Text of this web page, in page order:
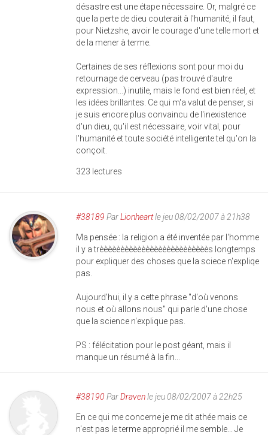
désastre est une étape nécessaire. Or, malgré ce
que la perte de dieu couterait à l'humanité, il faut,
pour Nietzshe, avoir le courage d'une telle mort et
de la mener à terme.
Certaines de ses réflexions sont pour moi du
retournage de cerveau (pas trouvé d'autre
expression...) inutile, mais le fond est bien réel, et
les idées brillantes. Ce qui m'a valut de penser, si
je suis encore plus convaincu de l'inexistence
d'un dieu, qu'il est nécessaire, voir vital, pour
l'humanité et toute société intelligente tel qu'on la
conçoit.
323 lectures
#38189 ParLionheartle jeu 08/02/2007 à 21h38
Ma pensée : la religion a été inventée par l'homme
il y a trèèèèèèèèèèèèèèèèèèèèèèèèèès longtemps
pour expliquer des choses que la sciece n'expliqe
pas.
Aujourd'hui, il y a cette phrase "d'où venons
nous et où allons nous" qui parle d'une chose
que la science n'explique pas.
PS : félécitation pour le post géant, mais il
manque un résumé à la fin...
#38190 ParDravenle jeu 08/02/2007 à 22h25
En ce qui me concerne je me dit athée mais ce
n'est pas le terme approprié il me semble... Je